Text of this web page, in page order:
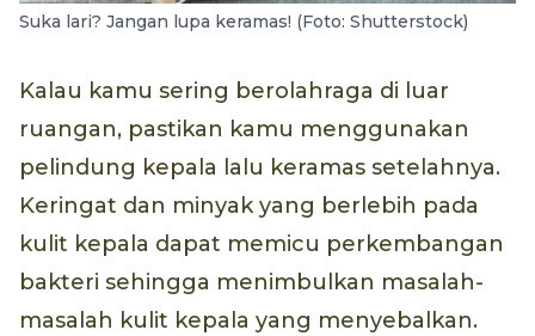
Suka lari? Jangan lupa keramas! (Foto: Shutterstock)
Kalau kamu sering berolahraga di luar
ruangan, pastikan kamu menggunakan
pelindung kepala lalu keramas setelahnya.
Keringat dan minyak yang berlebih pada
kulit kepala dapat memicu perkembangan
bakteri sehingga menimbulkan masalah-
masalah kulit kepala yang menyebalkan.